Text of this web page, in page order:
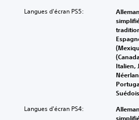
Langues d'écran PS5:
Italien,
Langues d'écran PS4: